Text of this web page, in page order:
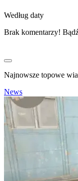
Według daty
Brak komentarzy!
Najnowsze topowe
News